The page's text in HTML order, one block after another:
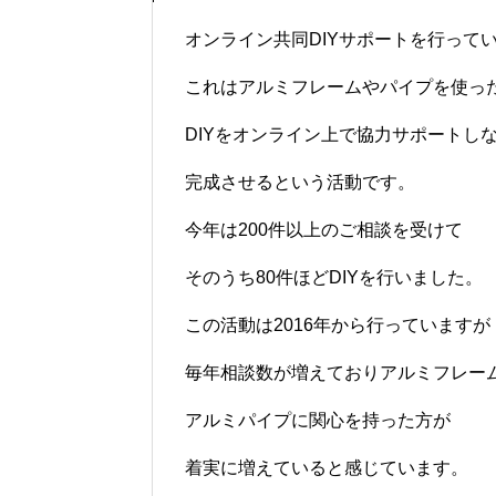
オンライン共同DIYサポートを行ってい
これはアルミフレームやパイプを使っ
DIYをオンライン上で協力サポートし
完成させるという活動です。
今年は200件以上のご相談を受けて
そのうち80件ほどDIYを行いました。
この活動は2016年から行っていますが
毎年相談数が増えておりアルミフレー
アルミパイプに関心を持った方が
着実に増えていると感じています。